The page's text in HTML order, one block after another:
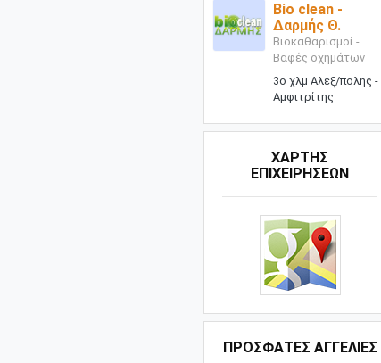
Bio clean -
Δαρμής Θ.
Βιοκαθαρισμοί -
Βαφές οχημάτων
3ο χλμ Αλεξ/πολης -
Αμφιτρίτης
ΧΑΡΤΗΣ
ΕΠΙΧΕΙΡΗΣΕΩΝ
ΠΡΟΣΦΑΤΕΣ ΑΓΓΕΛΙΕΣ